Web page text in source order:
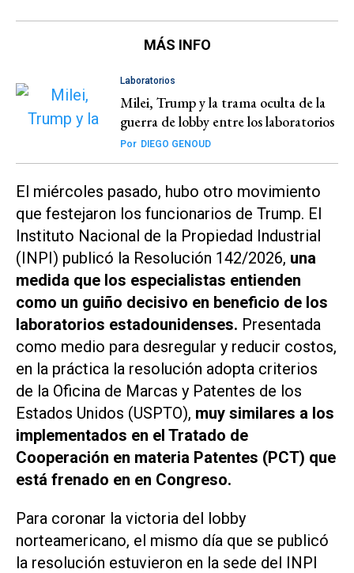
MÁS INFO
Laboratorios
Milei, Trump y la trama oculta de la
guerra de lobby entre los laboratorios
Por DIEGO GENOUD
El miércoles pasado, hubo otro movimiento
que festejaron los funcionarios de Trump. El
Instituto Nacional de la Propiedad Industrial
(INPI) publicó la Resolución 142/2026, una
medida que los especialistas entienden
como un guiño decisivo en beneficio de los
laboratorios estadounidenses. Presentada
como medio para desregular y reducir costos,
en la práctica la resolución adopta criterios
de la Oficina de Marcas y Patentes de los
Estados Unidos (USPTO), muy similares a los
implementados en el Tratado de
Cooperación en materia Patentes (PCT) que
está frenado en en Congreso.
Para coronar la victoria del lobby
norteamericano, el mismo día que se publicó
la resolución estuvieron en la sede del INPI